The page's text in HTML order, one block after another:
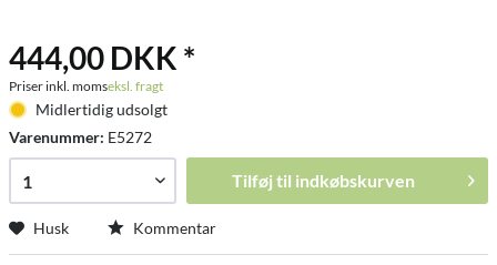
444,00 DKK *
Priser inkl. momseksl. fragt
Midlertidig udsolgt
Varenummer: E5272
Tilføj til indkøbskurven
Husk Kommentar